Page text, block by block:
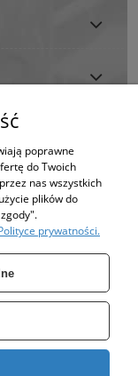
i zgodnie z Polityką
do plików cookies w
takich jak: zbiornik
poprawne
do Twoich
nas wszystkich
plików do
prywatności.